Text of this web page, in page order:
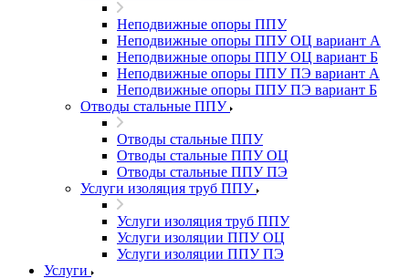
Неподвижные опоры ППУ
Неподвижные опоры ППУ ОЦ вариант А
Неподвижные опоры ППУ ОЦ вариант Б
Неподвижные опоры ППУ ПЭ вариант А
Неподвижные опоры ППУ ПЭ вариант Б
Отводы стальные ППУ
Отводы стальные ППУ
Отводы стальные ППУ ОЦ
Отводы стальные ППУ ПЭ
Услуги изоляция труб ППУ
Услуги изоляция труб ППУ
Услуги изоляции ППУ ОЦ
Услуги изоляции ППУ ПЭ
Услуги